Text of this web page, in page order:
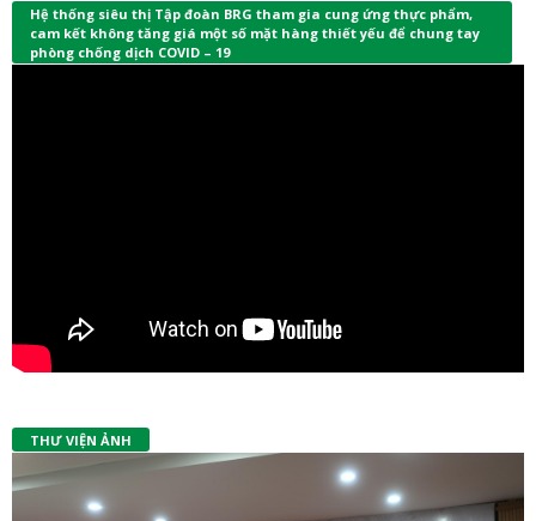
Hệ thống siêu thị Tập đoàn BRG tham gia cung ứng thực phẩm,
cam kết không tăng giá một số mặt hàng thiết yếu để chung tay
phòng chống dịch COVID – 19
THƯ VIỆN ẢNH